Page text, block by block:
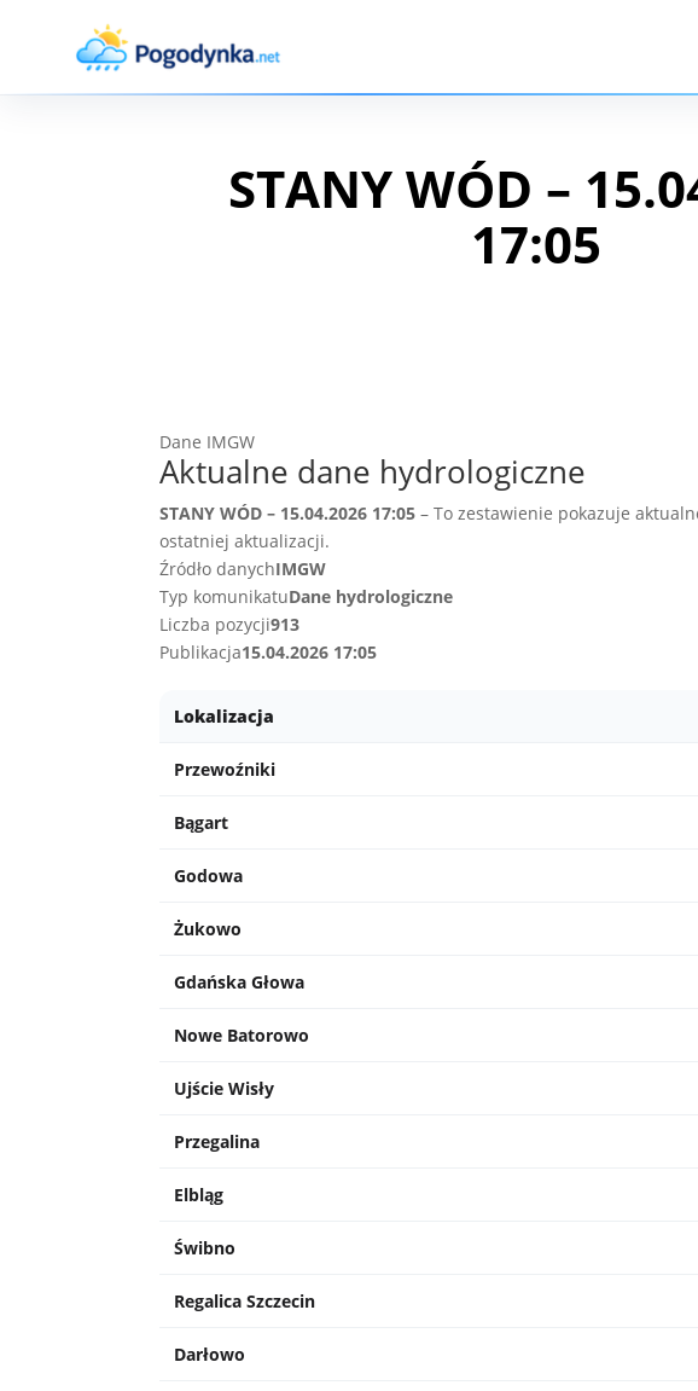
STANY WÓD –
17:05
Dane IMGW
Aktualne dane hydrologiczne
STANY WÓD – 15.04.2026 17:05 – To zestawienie pokazuje
ostatniej aktualizacji.
Źródło danychIMGW
Typ komunikatuDane hydrologiczne
Liczba pozycji913
Publikacja15.04.2026 17:05
Lokalizacja
Przewoźniki
Bągart
Godowa
Żukowo
Gdańska Głowa
Nowe Batorowo
Ujście Wisły
Przegalina
Elbląg
Świbno
Regalica Szczecin
Darłowo